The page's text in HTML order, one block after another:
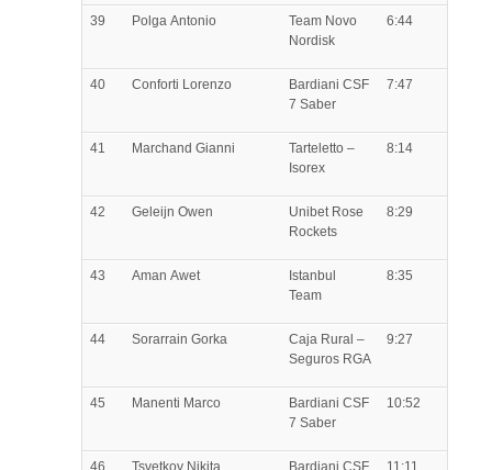
39 Polga Antonio
Team Novo
Nordisk
6:44
40 Conforti Lorenzo
Bardiani CSF
7 Saber
7:47
41 Marchand Gianni
Tarteletto –
Isorex
8:14
42 Geleijn Owen
Unibet Rose
Rockets
8:29
43 Aman Awet
Istanbul
Team
8:35
44 Sorarrain Gorka
Caja Rural –
Seguros RGA
9:27
45 Manenti Marco
Bardiani CSF
7 Saber
10:52